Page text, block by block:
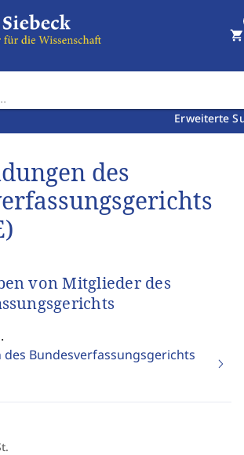
Erweiterte
shopping_cart
des
von Mitglieder des
des Bundesverfassungsgerichts